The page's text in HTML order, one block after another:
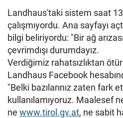
Landhaus'taki sistem saat
çalışmıyordu. Ana sayfayı
bilgi beliriyordu: "Bir ağ
çevrimdışı durumdayız.
Verdiğimiz rahatsızlıktan
Landhaus Facebook
"Belki bazılarınız zaten fark
kullanılamıyoruz. Maalesef
ne www.tirol.gv.at, ne sabit